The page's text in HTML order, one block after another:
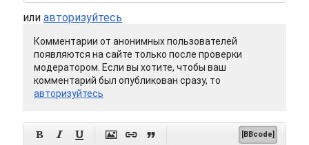
или авторизуйтесь
Комментарии от анонимных пользователей
появляются на сайте только после проверки
модератором. Если вы хотите, чтобы ваш
комментарий был опубликован сразу, то
авторизуйтесь
      [BBcode]